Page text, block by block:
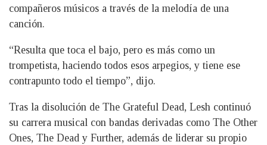
compañeros músicos a través de la melodía de una
canción.
“Resulta que toca el bajo, pero es más como un
trompetista, haciendo todos esos arpegios, y tiene ese
contrapunto todo el tiempo”, dijo.
Tras la disolución de The Grateful Dead, Lesh continuó
su carrera musical con bandas derivadas como The Other
Ones, The Dead y Further, además de liderar su propio